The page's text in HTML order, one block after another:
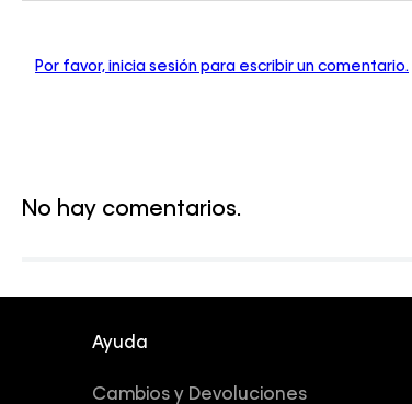
Por favor, inicia sesión para escribir un comentario.
No hay comentarios.
Ayuda
Cambios y Devoluciones